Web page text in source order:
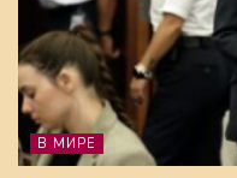
В МИРЕ